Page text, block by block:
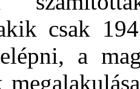
csak
a